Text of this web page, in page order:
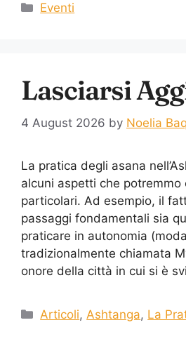
Eventi
Lasciarsi
4 August 2026 by Noelia
La pratica degli asana
alcuni aspetti che potremmo
particolari. Ad esempio, il
passaggi fondamentali sia
praticare in autonomia
tradizionalmente chiamata
onore della città in cui si è
Articoli, Ashtanga, La